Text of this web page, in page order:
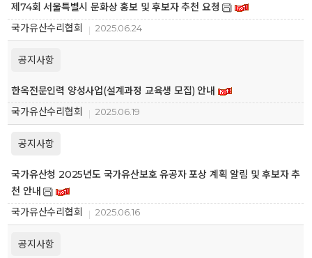
제74회 서울특별시 문화상 홍보 및 후보자 추천 요청
국가유산수리협회
2025.06.24
공지사항
한옥전문인력 양성사업(설계과정 교육생 모집) 안내
국가유산수리협회
2025.06.19
공지사항
국가유산청 2025년도 국가유산보호 유공자 포상 계획 알림 및 후보자 추
천 안내
국가유산수리협회
2025.06.16
공지사항